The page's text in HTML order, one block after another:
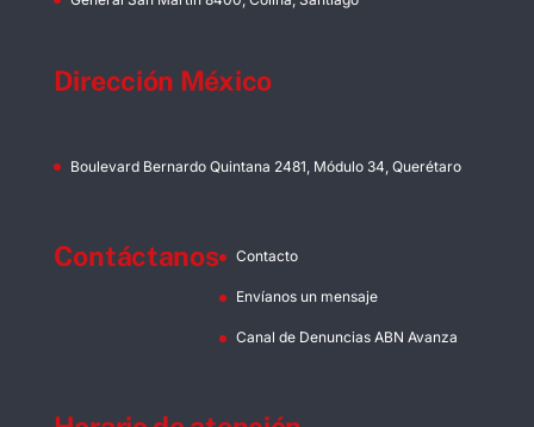
Dirección México
Boulevard Bernardo Quintana 2481, Módulo 34, Querétaro
Contáctanos Contacto
Envíanos un mensaje
Canal de Denuncias ABN Avanza